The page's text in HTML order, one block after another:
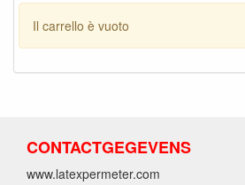
Il carrello è vuoto
CONTACTGEGEVENS
www.latexpermeter.com